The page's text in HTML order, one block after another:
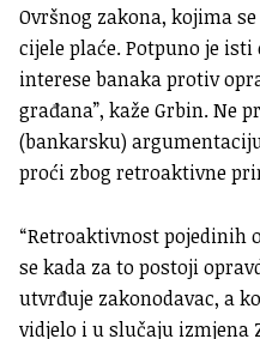
Ovršnog zakona, kojima
cijele plaće. Potpuno je isti
interese banaka protiv
građana”, kaže Grbin. Ne
(bankarsku)
proći zbog retroaktivne
“Retroaktivnost pojedinih
se kada za to postoji
utvrđuje zakonodavac, a
vidjelo i u slučaju izmjena